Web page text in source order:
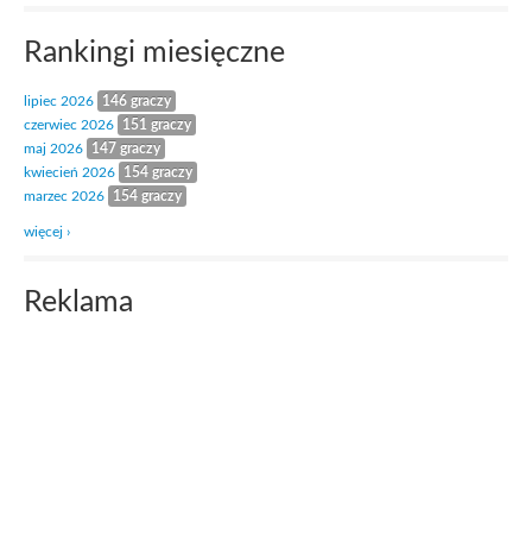
Rankingi miesięczne
lipiec 2026
146 graczy
czerwiec 2026
151 graczy
maj 2026
147 graczy
kwiecień 2026
154 graczy
marzec 2026
154 graczy
więcej ›
Reklama